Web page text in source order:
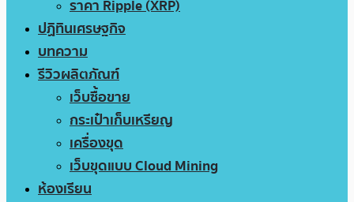
ราคา Ripple (XRP)
ปฏิทินเศรษฐกิจ
บทความ
รีวิวผลิตภัณฑ์
เว็บซื้อขาย
กระเป๋าเก็บเหรียญ
เครื่องขุด
เว็บขุดแบบ Cloud Mining
ห้องเรียน